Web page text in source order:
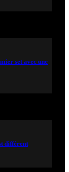
set avec une
différent